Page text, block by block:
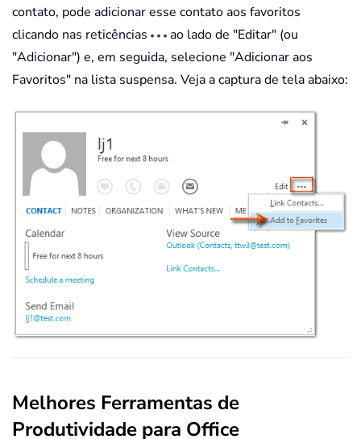
contato, pode adicionar esse contato aos favoritos
clicando nas reticências
ao lado de "Editar" (ou
"Adicionar") e, em seguida, selecione "Adicionar aos
Favoritos" na lista suspensa. Veja a captura de tela abaixo:
Melhores Ferramentas de
Produtividade para Office